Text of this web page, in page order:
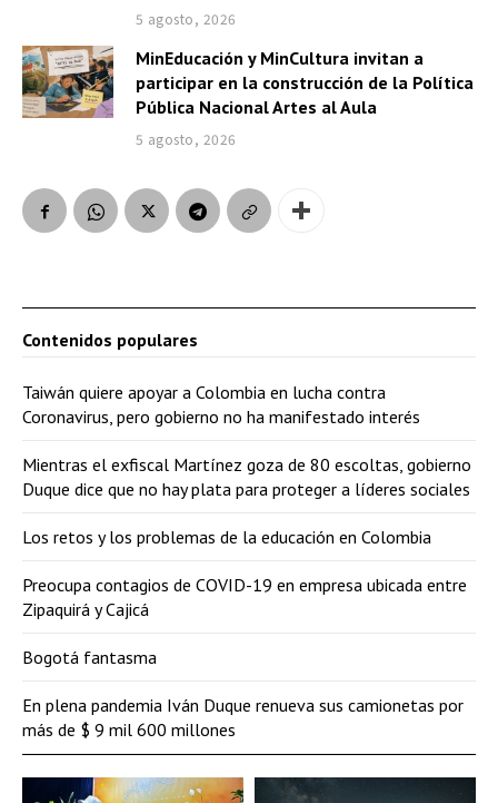
5 agosto, 2026
MinEducación y MinCultura invitan a
participar en la construcción de la Política
Pública Nacional Artes al Aula
5 agosto, 2026
Contenidos populares
Taiwán quiere apoyar a Colombia en lucha contra
Coronavirus, pero gobierno no ha manifestado interés
Mientras el exfiscal Martínez goza de 80 escoltas, gobierno
Duque dice que no hay plata para proteger a líderes sociales
Los retos y los problemas de la educación en Colombia
Preocupa contagios de COVID-19 en empresa ubicada entre
Zipaquirá y Cajicá
Bogotá fantasma
En plena pandemia Iván Duque renueva sus camionetas por
más de $ 9 mil 600 millones